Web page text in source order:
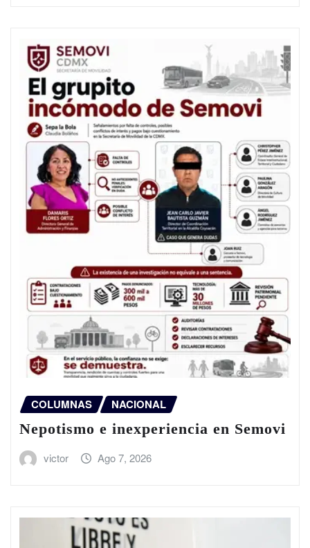
COLUMNAS NACIONAL
Nepotismo e inexperiencia en Semovi
victor Ago 7, 2026